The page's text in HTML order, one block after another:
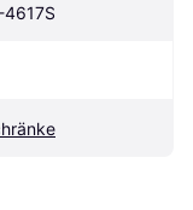
4617S